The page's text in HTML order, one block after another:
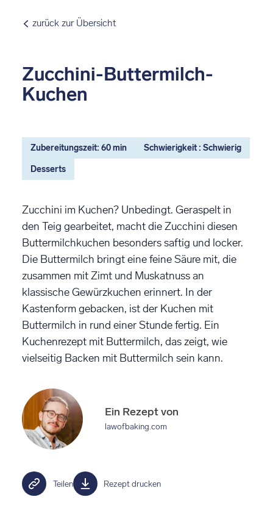
zurück zur Übersicht
Zucchini-Buttermilch-
Kuchen
Zubereitungszeit: 60 min Schwierigkeit : Schwierig
Desserts
Zucchini im Kuchen? Unbedingt. Geraspelt in
den Teig gearbeitet, macht die Zucchini diesen
Buttermilchkuchen besonders saftig und locker.
Die Buttermilch bringt eine feine Säure mit, die
zusammen mit Zimt und Muskatnuss an
klassische Gewürzkuchen erinnert. In der
Kastenform gebacken, ist der Kuchen mit
Buttermilch in rund einer Stunde fertig. Ein
Kuchenrezept mit Buttermilch, das zeigt, wie
vielseitig Backen mit Buttermilch sein kann.
Ein Rezept von
lawofbaking.com
Teilen Rezept drucken